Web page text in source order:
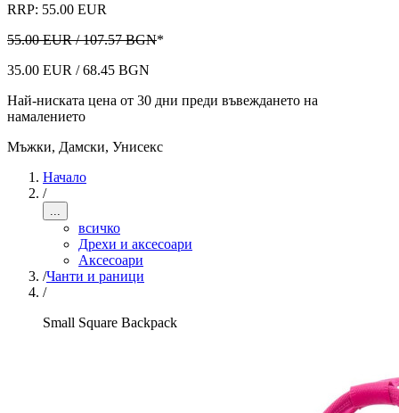
RRP: 55.00 EUR
55.00 EUR / 107.57 BGN*
35.00 EUR / 68.45 BGN
Най-ниската цена от 30 дни преди въвеждането на
намалението
Мъжки, Дамски, Унисекс
Начало
/
...
всичко
Дрехи и аксесоари
Аксесоари
/Чанти и раници
/
Small Square Backpack